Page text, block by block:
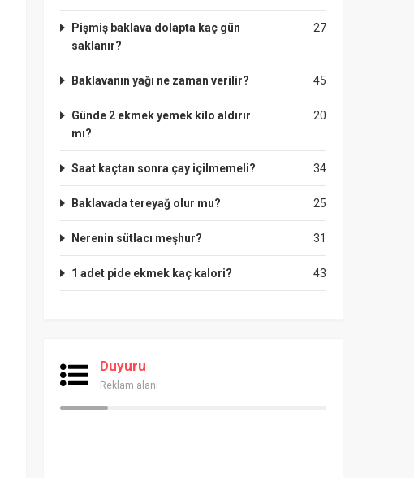
27
Pişmiş baklava dolapta kaç gün
saklanır?
45
Baklavanın yağı ne zaman verilir?
20
Günde 2 ekmek yemek kilo aldırır
mı?
34
Saat kaçtan sonra çay içilmemeli?
25
Baklavada tereyağ olur mu?
31
Nerenin sütlacı meşhur?
43
1 adet pide ekmek kaç kalori?
Duyuru
Reklam alanı